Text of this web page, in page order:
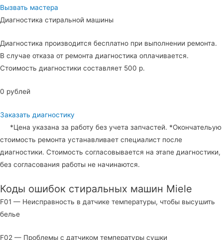
Вызвать мастера
Диагностика стиральной машины
Диагностика производится бесплатно при выполнении ремонта.
В случае отказа от ремонта диагностика оплачивается.
Стоимость диагностики составляет 500 р.
0 рублей
Заказать диагностику
*Цена указана за работу без учета запчастей. *Окончательую
стоимость ремонта устанавливает специалист после
диагностики. Стоимость согласовывается на этапе диагностики,
без согласования работы не начинаются.
Коды ошибок стиральных машин Miele
F01 — Неисправность в датчике температуры, чтобы высушить
белье
F02 — Проблемы с датчиком температуры сушки